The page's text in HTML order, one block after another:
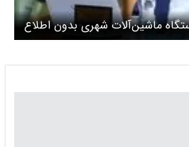
افتتاح ۳۶۶ دستگاه ماشین‌آلات شهری بدون اطلاع